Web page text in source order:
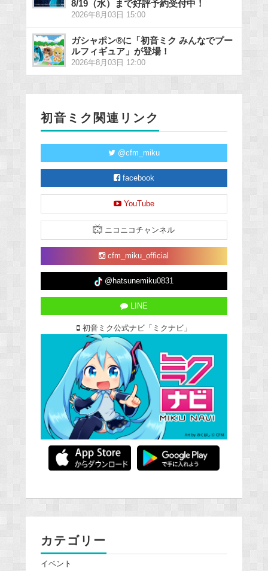
8/19（水）まで好評予約受付中！
2026年8月03日 15:00
ガシャポン®に「初音ミク みんなでプー
ルフィギュア」が登場！
2026年8月03日 12:00
初音ミク関連リンク
@cfm_miku
facebook
YouTube
ニコニコチャンネル
cfm_miku_official
@hatsunemiku0831
LINE
初音ミク公式ナビ「ミクナビ」
カテゴリー
イベント